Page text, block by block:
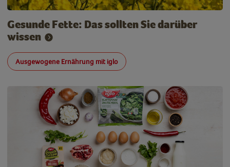
Gesunde Fette: Das sollten Sie darüber
wissen
Ausgewogene Ernährung mit iglo